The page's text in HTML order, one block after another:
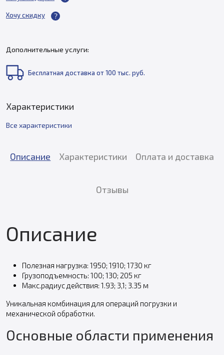
Хочу скидку
Дополнительные услуги:
Бесплатная доставка от 100 тыс. руб.
Характеристики
Все характеристики
Описание Характеристики Оплата и доставка
Отзывы
Описание
Полезная нагрузка: 1950; 1910; 1730 кг
Грузоподъемность: 100; 130; 205 кг
Макс.радиус действия: 1.93; 3,1; 3.35 м
Уникальная комбинация для операций погрузки и
механической обработки.
Основные области применения